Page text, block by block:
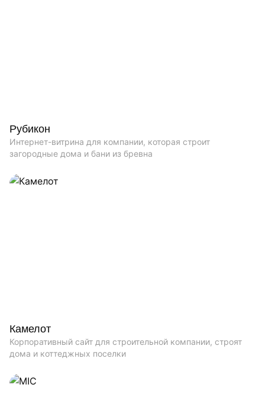
Рубикон
Интернет-витрина для компании, которая строит
загородные дома и бани из бревна
Камелот
Корпоративный сайт для строительной компании, строят
дома и коттеджных поселки